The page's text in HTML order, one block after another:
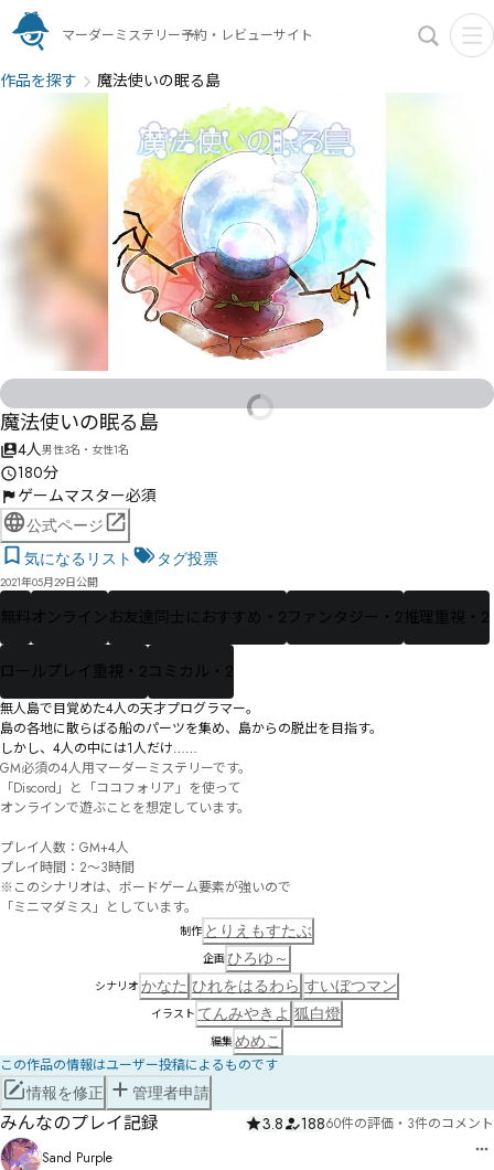
マーダーミステリー予約・レビューサイト
作品を探す 魔法使いの眠る島
魔法使いの眠る島
4人男性3名・女性1名
180分
ゲームマスター必須
公式ページ
気になるリスト
タグ投票
2021年05月29日公開
無料 オンライン お友達同士におすすめ・2ファンタジー・2 推理重視・2
ロールプレイ重視・2コミカル・2
無人島で目覚めた4人の天才プログラマー。
島の各地に散らばる船のパーツを集め、島からの脱出を目指す。
しかし、4人の中には1人だけ……
GM必須の4人用マーダーミステリーです。
「Discord」と「ココフォリア」を使って
オンラインで遊ぶことを想定しています。
プレイ人数：GM+4人
プレイ時間：2～3時間
※このシナリオは、ボードゲーム要素が強いので
「ミニマダミス」としています。
制作 とりえもすたぶ
企画ひろゆ～
シナリオ かなた ひれをはるわら すいぼつマン
イラスト てんみやきよ 狐白燈
編集めめこ
この作品の情報はユーザー投稿によるものです
情報を修正 管理者申請
みんなのプレイ記録 3.8 18860件の評価 ・ 3件のコメント
Sand Purple